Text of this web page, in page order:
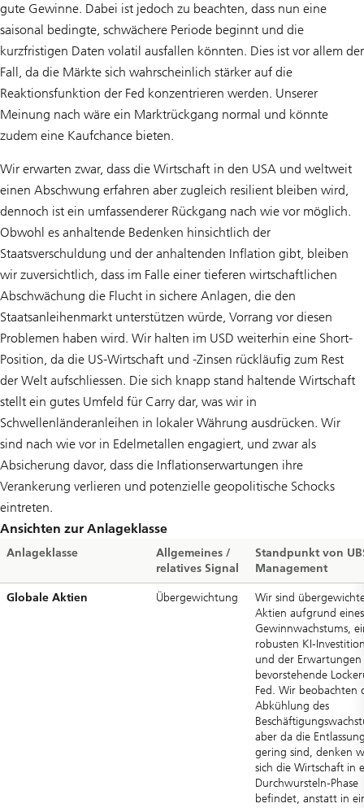
gute Gewinne. Dabei ist jedoch zu beachten, dass nun eine
saisonal bedingte, schwächere Periode beginnt und die
kurzfristigen Daten volatil ausfallen könnten. Dies ist vor allem der
Fall, da die Märkte sich wahrscheinlich stärker auf die
Reaktionsfunktion der Fed konzentrieren werden. Unserer
Meinung nach wäre ein Marktrückgang normal und könnte
zudem eine Kaufchance bieten.
Wir erwarten zwar, dass die Wirtschaft in den USA und weltweit
einen Abschwung erfahren aber zugleich resilient bleiben wird,
dennoch ist ein umfassenderer Rückgang nach wie vor möglich.
Obwohl es anhaltende Bedenken hinsichtlich der
Staatsverschuldung und der anhaltenden Inflation gibt, bleiben
wir zuversichtlich, dass im Falle einer tieferen wirtschaftlichen
Abschwächung die Flucht in sichere Anlagen, die den
Staatsanleihenmarkt unterstützen würde, Vorrang vor diesen
Problemen haben wird. Wir halten im USD weiterhin eine Short-
Position, da die US-Wirtschaft und -Zinsen rückläufig zum Rest
der Welt aufschliessen. Die sich knapp stand haltende Wirtschaft
stellt ein gutes Umfeld für Carry dar, was wir in
Schwellenländeranleihen in lokaler Währung ausdrücken. Wir
sind nach wie vor in Edelmetallen engagiert, und zwar als
Absicherung davor, dass die Inflationserwartungen ihre
Verankerung verlieren und potenzielle geopolitische Schocks
eintreten.
Ansichten zur Anlageklasse
Anlageklasse
Allgemeines /
relatives Signal
Standpunkt von
Management
Globale Aktien Übergewichtung
Wir sind
Aktien aufgrund
Gewinnwachstums,
robusten KI-
und der Erwartungen
bevorstehende
Fed. Wir beobachten
Abkühlung des
aber da die
gering sind, denken
sich die Wirtschaft in
Durchwursteln-Phase
befindet, anstatt in